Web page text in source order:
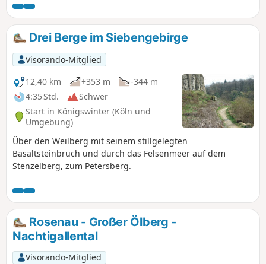
Kochsfeld wieder zurück nach Bechen.
Drei Berge im Siebengebirge
Visorando-Mitglied
12,40 km
+353 m
-344 m
4:35 Std.
Schwer
Start in Königswinter (Köln und
Umgebung)
Über den Weilberg mit seinem stillgelegten
Basaltsteinbruch und durch das Felsenmeer auf dem
Stenzelberg, zum Petersberg.
Rosenau - Großer Ölberg -
Nachtigallental
Visorando-Mitglied